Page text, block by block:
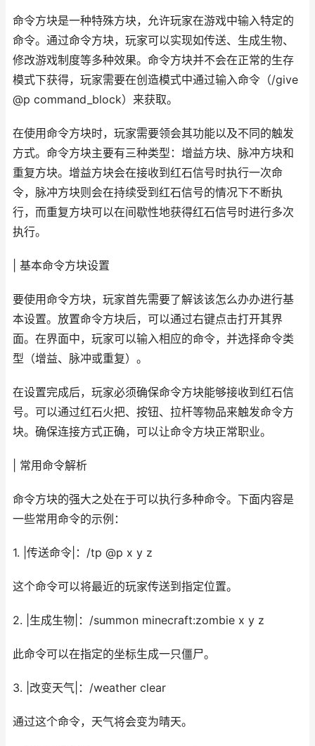
命令方块是一种特殊方块，允许玩家在游戏中输入特定的
命令。通过命令方块，玩家可以实现如传送、生成生物、
修改游戏制度等多种效果。命令方块并不会在正常的生存
模式下获得，玩家需要在创造模式中通过输入命令（/give
@p command_block）来获取。
在使用命令方块时，玩家需要领会其功能以及不同的触发
方式。命令方块主要有三种类型：增益方块、脉冲方块和
重复方块。增益方块会在接收到红石信号时执行一次命
令，脉冲方块则会在持续受到红石信号的情况下不断执
行，而重复方块可以在间歇性地获得红石信号时进行多次
执行。
| 基本命令方块设置
要使用命令方块，玩家首先需要了解该该怎么办办进行基
本设置。放置命令方块后，可以通过右键点击打开其界
面。在界面中，玩家可以输入相应的命令，并选择命令类
型（增益、脉冲或重复）。
在设置完成后，玩家必须确保命令方块能够接收到红石信
号。可以通过红石火把、按钮、拉杆等物品来触发命令方
块。确保连接方式正确，可以让命令方块正常职业。
| 常用命令解析
命令方块的强大之处在于可以执行多种命令。下面内容是
一些常用命令的示例：
1. |传送命令|：/tp @p x y z
这个命令可以将最近的玩家传送到指定位置。
2. |生成生物|：/summon minecraft:zombie x y z
此命令可以在指定的坐标生成一只僵尸。
3. |改变天气|：/weather clear
通过这个命令，天气将会变为晴天。